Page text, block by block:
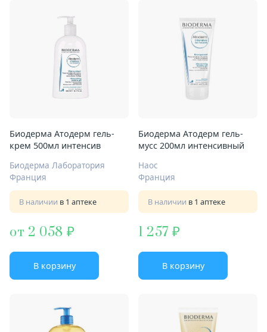
Биодерма Атодерм гель-
крем 500мл интенсив
Биодерма Лаборатория
Франция
В наличии в 1 аптеке
от 2 058
В корзину
Биодерма Атодерм гель-
мусс 200мл интенсивный
Наос
Франция
В наличии в 1 аптеке
1 257
В корзину